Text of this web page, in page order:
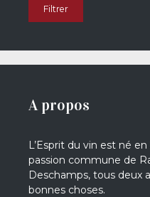
Filtrer
A propos
L’Esprit du vin est né en
passion commune de
Deschamps, tous deux
bonnes choses.